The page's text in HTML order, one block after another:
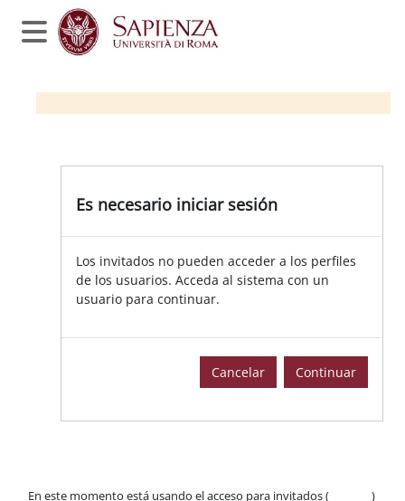
Salta al contenido principal
Panel lateral
Es necesario iniciar sesión
Los invitados no pueden acceder a los perfiles
de los usuarios. Acceda al sistema con un
usuario para continuar.
Cancelar Continuar
En este momento está usando el acceso para invitados (
)